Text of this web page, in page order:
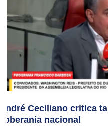
André Ceciliano critica
soberania nacional